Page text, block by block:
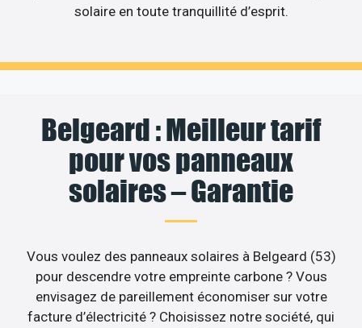
solaire en toute tranquillité d’esprit.
Belgeard : Meilleur tarif
pour vos panneaux
solaires – Garantie
Vous voulez des panneaux solaires à Belgeard (53)
pour descendre votre empreinte carbone ? Vous
envisagez de pareillement économiser sur votre
facture d’électricité ? Choisissez notre société, qui